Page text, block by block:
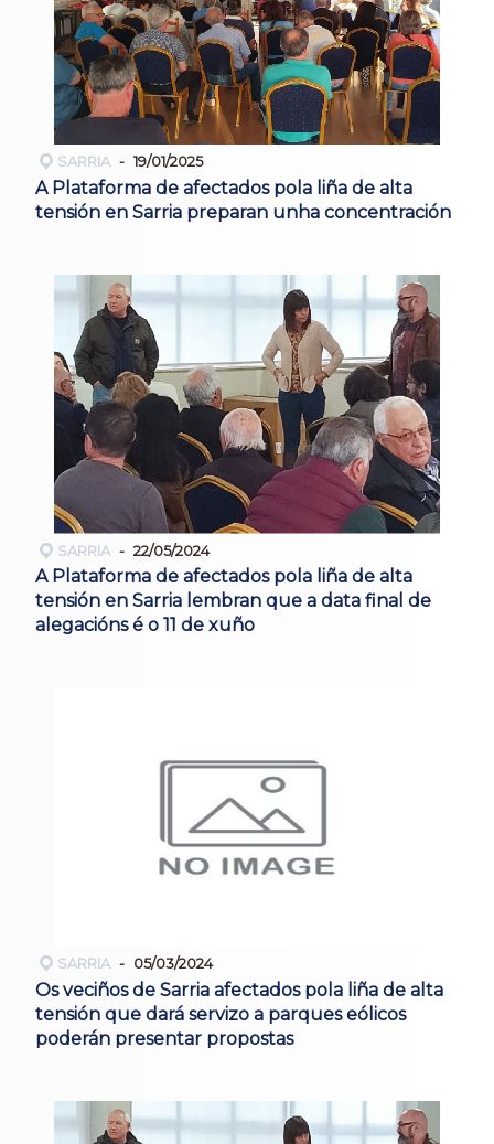
SARRIA 19/01/2025
A Plataforma de afectados pola liña de alta
tensión en Sarria preparan unha concentración
SARRIA 22/05/2024
A Plataforma de afectados pola liña de alta
tensión en Sarria lembran que a data final de
alegacións é o 11 de xuño
SARRIA 05/03/2024
Os veciños de Sarria afectados pola liña de alta
tensión que dará servizo a parques eólicos
poderán presentar propostas